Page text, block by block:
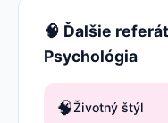
🧠 Ďalšie
Psychológia
🧠Životný štýl